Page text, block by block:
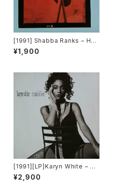
[1991] Shabba Ranks – Hou
secall [Epic]
¥1,900
[1991][LP]Karyn White – Rit
ual Of Love [Warner Bros.
Records]
¥2,900